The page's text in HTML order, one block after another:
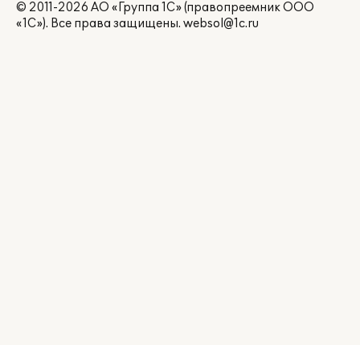
© 2011-2026 АО «Группа 1С» (правопреемник ООО
«1С»). Все права защищены. websol@1c.ru